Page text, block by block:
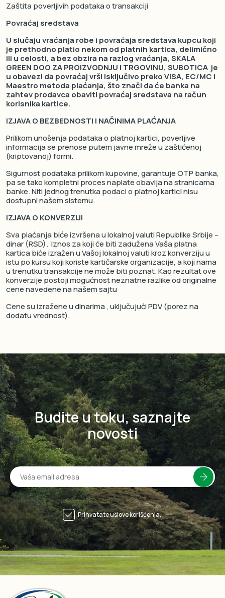
Zaštita poverljivih podataka o transakciji
Povraćaj sredstava
U slučaju vraćanja robe i povraćaja sredstava kupcu koji
je prethodno platio nekom od platnih kartica, delimično
ili u celosti, a bez obzira na razlog vraćanja, SKALA
GREEN DOO ZA PROIZVODNJU I TRGOVINU, SUBOTICA je
u obavezi da povraćaj vrši isključivo preko VISA, EC/MC i
Maestro metoda plaćanja, što znači da će banka na
zahtev prodavca obaviti povraćaj sredstava na račun
korisnika kartice.
IZJAVA O BEZBEDNOSTI I NAČINIMA PLAĆANJA
Prilikom unošenja podataka o platnoj kartici, poverljive
informacija se prenose putem javne mreže u zaštićenoj
(kriptovanoj) formi.
Sigurnost podataka prilikom kupovine, garantuje OTP banka,
pa se tako kompletni proces naplate obavlja na stranicama
banke. Niti jednog trenutka podaci o platnoj kartici nisu
dostupni našem sistemu.
IZJAVA O KONVERZIJI
Sva plaćanja biće izvršena u lokalnoj valuti Republike Srbije –
dinar (RSD). Iznos za koji će biti zadužena Vaša platna
kartica biće izražen u Vašoj lokalnoj valuti kroz konverziju u
istu po kursu koji koriste kartičarske organizacije, a koji nama
u trenutku transakcije ne može biti poznat. Kao rezultat ove
konverzije postoji mogućnost neznatne razlike od originalne
cene navedene na našem sajtu
Cene su izražene u dinarima , uključujući PDV (porez na
dodatu vrednost).
Budite u toku, saznajte
novosti
Prihvatate uslove korišćenja.